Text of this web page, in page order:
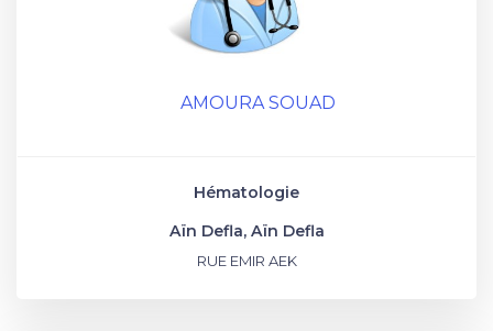
AMOURA SOUAD
Hématologie
Aïn Defla, Aïn Defla
RUE EMIR AEK